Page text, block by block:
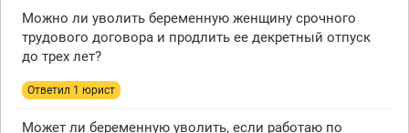
Можно ли уволить беременную женщину срочного
трудового договора и продлить ее декретный отпуск
до трех лет?
Ответил 1 юрист
Может ли беременную уволить, если работаю по